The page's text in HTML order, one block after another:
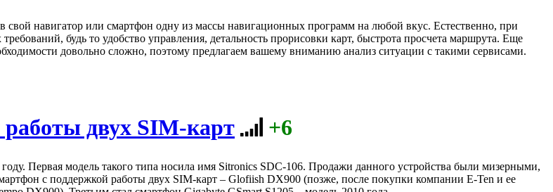
свой навигатор или смартфон одну из массы навигационных программ на любой вкус. Естественно, при
будь то удобство управления, детальность прорисовки карт, быстрота просчета маршрута. Еще
довольно сложно, поэтому предлагаем вашему вниманию анализ ситуации с такими сервисами.
двух SIM-карт +6
Первая модель такого типа носила имя Sitronics SDC-106. Продажи данного устройства были мизерными,
с поддержкой работы двух SIM-карт – Glofiish DX900 (позже, после покупки компании E-Ten и ее